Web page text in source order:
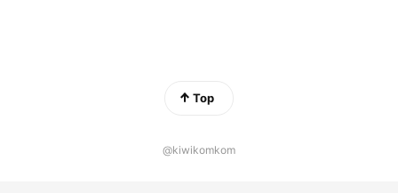
Top
@kiwikomkom